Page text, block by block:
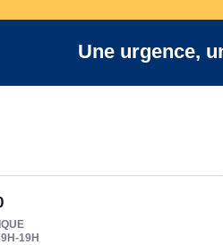
Une urgence,
19H